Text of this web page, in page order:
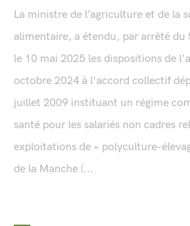
La ministre de l’agriculture et de la
alimentaire, a étendu, par arrêté du
le 10 mai 2025 les dispositions de
octobre 2024 à l'accord collectif
juillet 2009 instituant un régime
santé pour les salariés non cadres
exploitations de « polyculture-
de la Manche (...